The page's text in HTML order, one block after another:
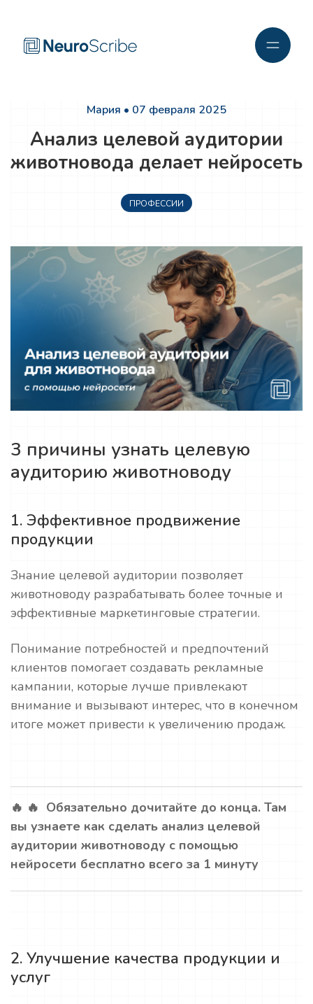
Мария • 07 февраля 2025
Анализ целевой аудитории
животновода делает нейросеть
ПРОФЕССИИ
3 причины узнать целевую
аудиторию животноводу
1. Эффективное продвижение
продукции
Знание целевой аудитории позволяет
животноводу разрабатывать более точные и
эффективные маркетинговые стратегии.
Понимание потребностей и предпочтений
клиентов помогает создавать рекламные
кампании, которые лучше привлекают
внимание и вызывают интерес, что в конечном
итоге может привести к увеличению продаж.
🔥 🔥 Обязательно дочитайте до конца. Там
вы узнаете как сделать анализ целевой
аудитории животноводу с помощью
нейросети бесплатно всего за 1 минуту
2. Улучшение качества продукции и
услуг